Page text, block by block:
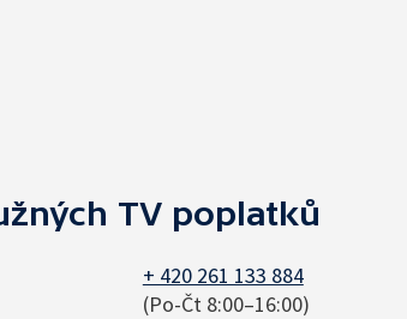
TV poplatků
+ 420 261 133 884
(Po-Čt 8:00–16:00)